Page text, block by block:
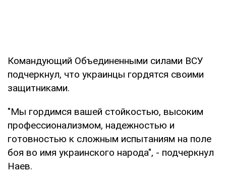
Командующий Объединенными силами ВСУ
подчеркнул, что украинцы гордятся своими
защитниками.
"Мы гордимся вашей стойкостью, высоким
профессионализмом, надежностью и
готовностью к сложным испытаниям на поле
боя во имя украинского народа", - подчеркнул
Наев.